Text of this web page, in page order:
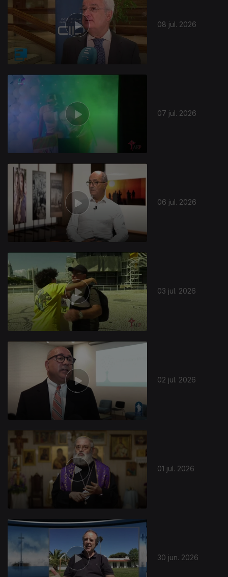
08 jul. 2026
07 jul. 2026
06 jul. 2026
03 jul. 2026
940467
02 jul. 2026
01 jul. 2026
30 jun. 2026